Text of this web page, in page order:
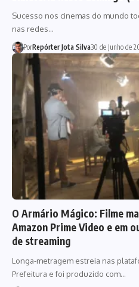
Sucesso nos cinemas do mundo
nas redes…
PorRepórter Jota Silva30 de Junho de
O Armário Mágico: Filme
Amazon Prime Video e em
de streaming
Longa-metragem estreia nas
Prefeitura e foi produzido com…